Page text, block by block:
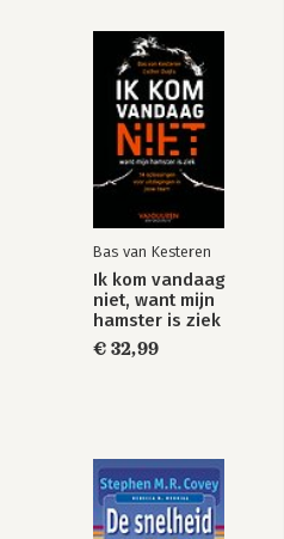
Bas van Kesteren
Ik kom vandaag
niet, want mijn
hamster is ziek
€ 32,99